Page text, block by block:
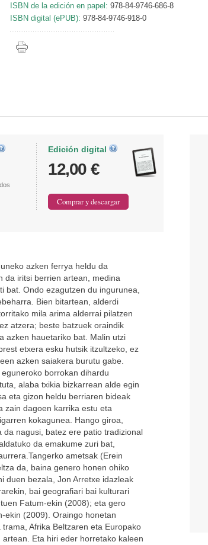
ISBN de la edición en papel: 978-84-9746-686-8
ISBN digital (ePUB): 978-84-9746-918-0
Edición digital
12,00 €
azken ferrya heldu da
da iritsi berrien artean, medina
bat. Ondo ezagutzen du ingurunea,
Bien bitartean, alderdi
mila arima alderrai pilatzen
atzera; beste batzuek oraindik
azken hauetariko bat. Malin utzi
etxera esku hutsik itzultzeko, ez
azken saiakera burutu gabe.
borrokan dihardu
alaba txikia bizkarrean alde egin
eta gizon heldu berriaren bideak
zain dagoen karrika estu eta
kokagunea. Hango giroa,
nagusi, batez ere patio tradizional
da emakume zuri bat,
ametsak (Erein
da, baina genero honen ohiko
duen bezala, Jon Arretxe idazleak
bai geografiari bai kulturari
Fatum-ekin (2008); eta gero
ekin (2009). Oraingo honetan
Afrika Beltzaren eta Europako
Eta hiri eder horretako kaleen